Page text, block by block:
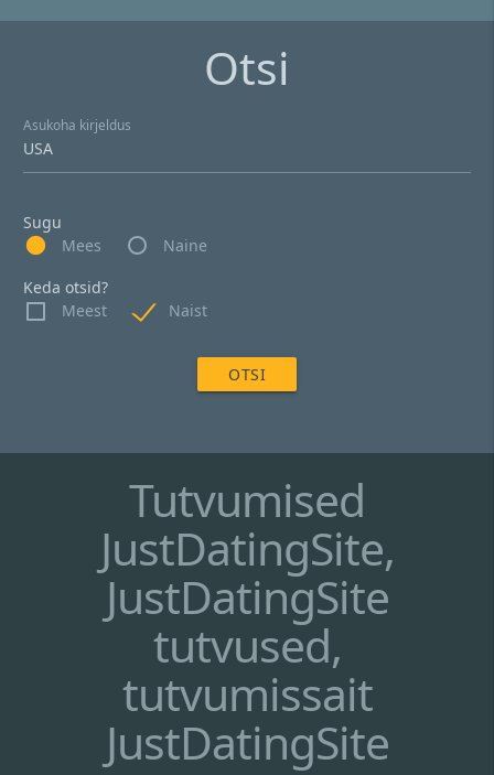
Otsi
Asukoha kirjeldus
Sugu
Mees
Naine
Keda otsid?
Meest
Naist
OTSI
Tutvumised
JustDatingSite,
JustDatingSite
tutvused,
tutvumissait
JustDatingSite